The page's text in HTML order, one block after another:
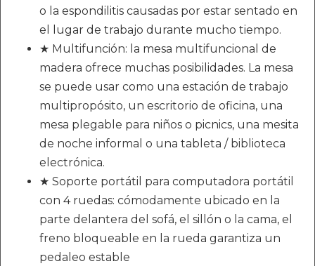
o la espondilitis causadas por estar sentado en
el lugar de trabajo durante mucho tiempo.
★ Multifunción: la mesa multifuncional de
madera ofrece muchas posibilidades. La mesa
se puede usar como una estación de trabajo
multipropósito, un escritorio de oficina, una
mesa plegable para niños o picnics, una mesita
de noche informal o una tableta / biblioteca
electrónica.
★ Soporte portátil para computadora portátil
con 4 ruedas: cómodamente ubicado en la
parte delantera del sofá, el sillón o la cama, el
freno bloqueable en la rueda garantiza un
pedaleo estable